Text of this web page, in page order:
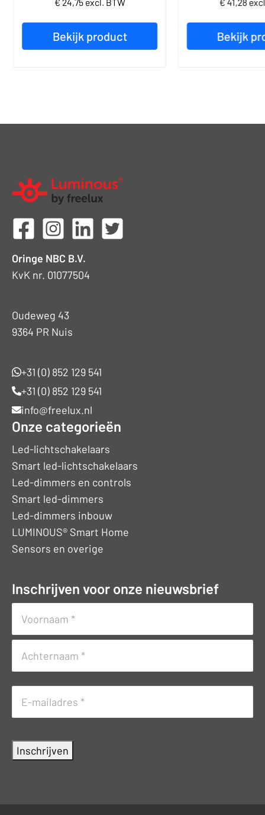
Bekijk product Bekijk
Oringe NBC B.V.
KvK nr. 01077504
Oudeweg 43
9364 PR Nuis
+31 (0) 852 129 541
+31 (0) 852 129 541
info@freelux.nl
Onze categorieën
Led-lichtschakelaars
Smart led-lichtschakelaars
Led-dimmers en controls
Smart led-dimmers
Led-dimmers inbouw
LUMINOUS® Smart Home
Sensors en overige
Inschrijven voor onze nieuwsbrief
mailadres (Vereist)
Inschrijven